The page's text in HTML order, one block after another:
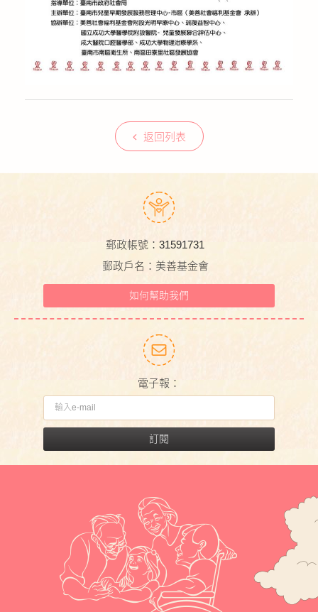
返回列表
郵政帳號：31591731
郵政戶名：美善基金會
如何幫助我們
電子報：
訂閱